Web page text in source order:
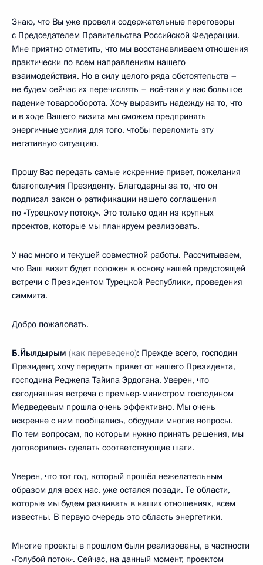
Знаю, что Вы уже провели содержательные переговоры
с Председателем Правительства Российской Федерации.
Мне приятно отметить, что мы восстанавливаем отношения
практически по всем направлениям нашего
взаимодействия. Но в силу целого ряда обстоятельств –
не будем сейчас их перечислять – всё-таки у нас большое
падение товарооборота. Хочу выразить надежду на то, что
и в ходе Вашего визита мы сможем предпринять
энергичные усилия для того, чтобы переломить эту
негативную ситуацию.
Прошу Вас передать самые искренние привет, пожелания
благополучия Президенту. Благодарны за то, что он
подписал закон о ратификации нашего соглашения
по «Турецкому потоку». Это только один из крупных
проектов, которые мы планируем реализовать.
У нас много и текущей совместной работы. Рассчитываем,
что Ваш визит будет положен в основу нашей предстоящей
встречи с Президентом Турецкой Республики, проведения
саммита.
Добро пожаловать.
Б.Йылдырым (как переведено): Прежде всего, господин
Президент, хочу передать привет от нашего Президента,
господина Реджепа Тайипа Эрдогана. Уверен, что
сегодняшняя встреча с премьер-министром господином
Медведевым прошла очень эффективно. Мы очень
искренне с ним пообщались, обсудили многие вопросы.
По тем вопросам, по которым нужно принять решения, мы
договорились сделать соответствующие шаги.
Уверен, что тот год, который прошёл нежелательным
образом для всех нас, уже остался позади. Те области,
которые мы будем развивать в наших отношениях, всем
известны. В первую очередь это область энергетики.
Многие проекты в прошлом были реализованы, в частности
«Голубой поток». Сейчас, на данный момент, проектом